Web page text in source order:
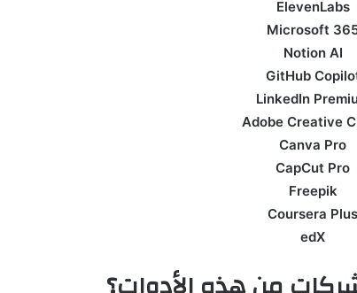
ElevenLabs
Microsoft
Notion AI
GitHub
LinkedIn
Adobe Creative
Canva Pro
CapCut Pro
Freepik
Coursera Plus
edX